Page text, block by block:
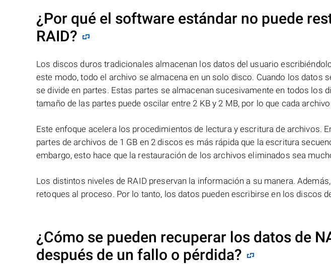
¿Por qué el software estándar no puede
RAID?
Los discos duros tradicionales almacenan los datos del usuario
este modo, todo el archivo se almacena en un solo disco. Cuando los datos
se divide en partes. Estas partes se almacenan sucesivamente en todos los
tamaño de las partes puede oscilar entre 2 KB y 2 MB, por lo que cada
Este enfoque acelera los procedimientos de lectura y escritura de archivos.
partes de archivos de 1 GB en 2 discos es más rápida que la escritura
embargo, esto hace que la restauración de los archivos eliminados sea
Los distintos niveles de RAID preservan la información a su manera. Además,
retoques al proceso. Por lo tanto, los datos pueden escribirse en los discos
¿Cómo se pueden recuperar los datos de
después de un fallo o pérdida?